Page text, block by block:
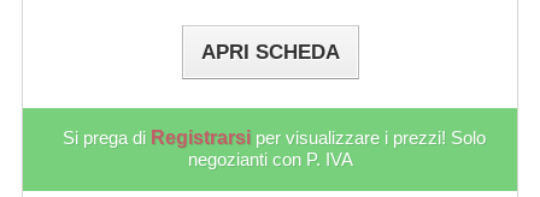
APRI SCHEDA
Si prega di Registrarsi per visualizzare i prezzi! Solo
negozianti con P. IVA